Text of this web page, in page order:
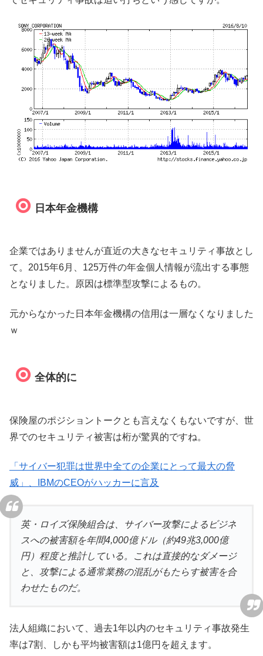
日本年金機構
企業ではありませんが直近の大きなセキュリティ事故とし
て。2015年6月、125万件の年金個人情報が流出する事態
となりました。原因は標準型攻撃によるもの。
元からなかった日本年金機構の信用は一層なくなりました
ｗ
全体的に
保険屋のポジショントークとも言えなくもないですが、世
界でのセキュリティ被害は桁が驚異的ですね。
「サイバー犯罪は世界中全ての企業にとって最大の脅
威」、IBMのCEOがハッカーに言及
英・ロイズ保険組合は、サイバー攻撃によるビジネ
スへの被害額を年間4,000億ドル（約49兆3,000億
円）程度と推計している。これは直接的なダメージ
と、攻撃による通常業務の混乱がもたらす被害を合
わせたものだ。
法人組織において、過去1年以内のセキュリティ事故発生
率は7割、しかも平均被害額は1億円を超えます。